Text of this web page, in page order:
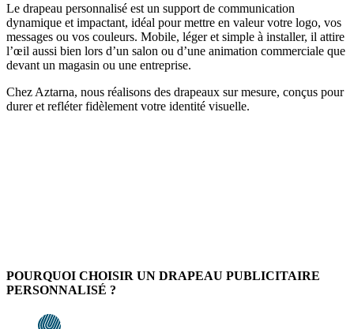
Le drapeau personnalisé est un support de communication
dynamique et impactant, idéal pour mettre en valeur votre logo, vos
messages ou vos couleurs. Mobile, léger et simple à installer, il attire
l’œil aussi bien lors d’un salon ou d’une animation commerciale que
devant un magasin ou une entreprise.
Chez Aztarna, nous réalisons des drapeaux sur mesure, conçus pour
durer et refléter fidèlement votre identité visuelle.
POURQUOI CHOISIR UN DRAPEAU PUBLICITAIRE
PERSONNALISÉ ?